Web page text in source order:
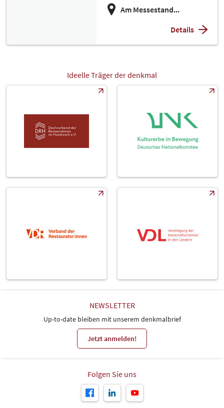
Am Messestand...
Details
Ideelle Träger der denkmal
NEWSLETTER
Up-to-date bleiben mit unserem denkmalbrief
Jetzt anmelden!
Folgen Sie uns